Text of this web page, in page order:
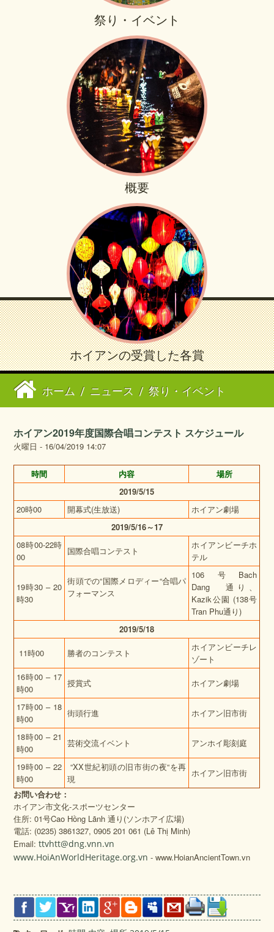
祭り・イベント
概要
ホイアンの受賞した各賞
ホーム / ニュース / 祭り・イベント
ホイアン2019年度国際合唱コンテスト スケジュール
火曜日 - 16/04/2019 14:07
時間 内容
場所
2019/5/15
20時00
開幕式(生放送)
ホイアン劇場
2019/5/16～17
08時00-22時
00
国際合唱コンテスト
ホイアンビーチホ
テル
19時30 – 20
時30
街頭での“国際メロディー“合唱パ
フォーマンス
106号Bach
Dang 通り、
Kazik公園 (138号
Tran Phu通り)
2019/5/18
11時00 勝者のコンテスト
ホイアンビーチレ
ゾート
16時00 – 17
時00
授賞式 ホイアン劇場
17時00 – 18
時00
街頭行進 ホイアン旧市街
18時00 – 21
時00
芸術交流イベント アンホイ彫刻庭
19時00 – 22
時00
“XX世紀初頭の旧市街の夜“を再
現
ホイアン旧市街
お問い合わせ：
ホイアン市文化‐スポーツセンター
住所: 01号Cao Hồng Lãnh 通り(ソンホアイ広場)
電話: (0235) 3861327, 0905 201 061 (Lê Thị Minh)
Email:ttvhtt@dng.vnn.vn
www.HoiAnWorldHeritage.org.vn - www.HoianAncientTown.vn